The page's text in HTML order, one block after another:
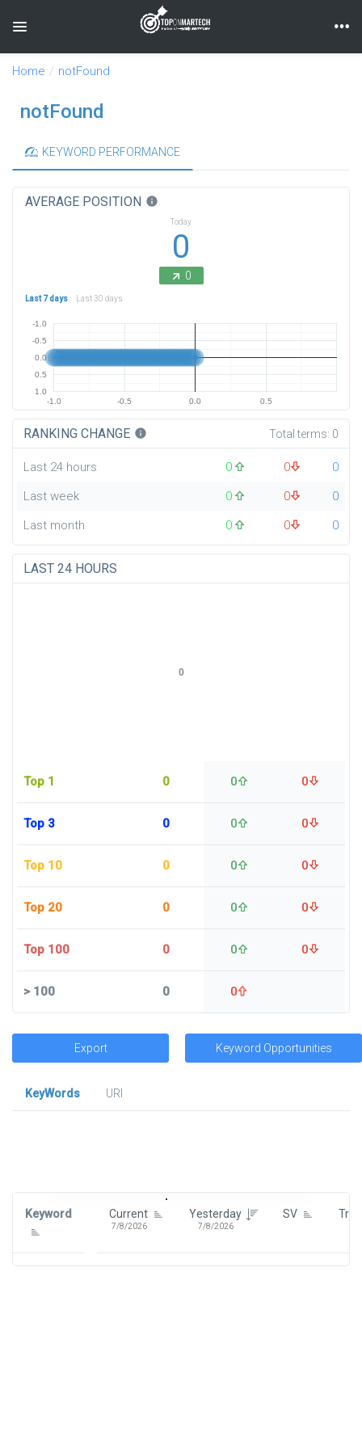
Toggle navigation
Home notFound
notFound
KEYWORD PERFORMANCE
AVERAGE POSITION info
Today
0
0
Last 7 days Last 30 days
-1.0 -0.5 0.0 0.5
-1.0
-0.5
0.0
0.5
1.0
RANKING CHANGE info Total terms: 0
Last 24 hours 0 0
0
Last week
0 0
0
Last month
0 0 0
LAST 24 HOURS
Top 1 0 0 0
Top 3 0 0 0
Top 10 0 0 0
Top 20 0 0 0
Top 100 0 0 0
>100 0 0
0
Export Keyword Opportunities
KeyWords
URl
Keyword Current
7/8/2026
Yesterday
7/8/2026
SV